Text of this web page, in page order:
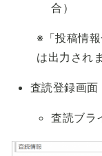
合）
※「投稿情
は出力され
査読登録画面
査読ブラ